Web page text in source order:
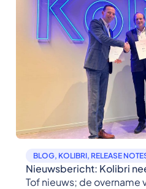
BLOG, KOLIBRI, RELEASE
Nieuwsbericht: Kolibri
Tof nieuws; de overname